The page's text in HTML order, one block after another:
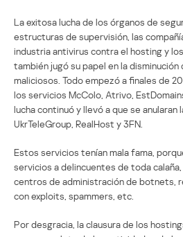
La exitosa lucha de los órganos de
estructuras de supervisión, las
industria antivirus contra el hosting y
también jugó su papel en la disminución
maliciosos. Todo empezó a finales de
los servicios McColo, Atrivo,
lucha continuó y llevó a que se anularan
UkrTeleGroup, RealHost y 3FN.
Estos servicios tenían mala fama,
servicios a delincuentes de toda
centros de administración de botnets,
con exploits, spammers, etc.
Por desgracia, la clausura de los